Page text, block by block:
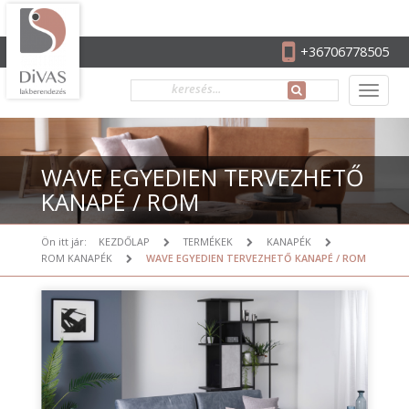
+36706778505
WAVE EGYEDIEN TERVEZHETŐ
KANAPÉ / ROM
Ön itt jár: KEZDŐLAP TERMÉKEK
KANAPÉK
ROM KANAPÉK
WAVE EGYEDIEN TERVEZHETŐ KANAPÉ / ROM